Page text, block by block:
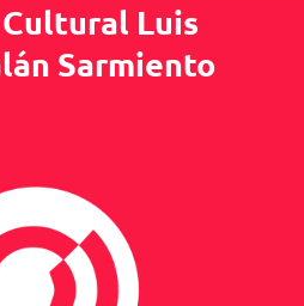
Luis
Sarmiento